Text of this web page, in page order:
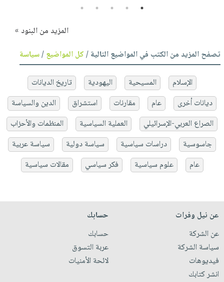
1
2
3
4
5
المزيد من البنود »
تصفح المزيد من الكتب في المواضيع التالية /كل المواضيع/سياسة
الإسلام المسيحية اليهودية
تاريخ الديانات
ديانات أخرى
عام مقارنات استشراق
الدين والسياسة
الصراع العربي-الإسرائيلي
العملية السياسية
المنظمات والأحزاب
جاسوسية
دراسات سياسية سياسة دولية
سياسة عربية
عام
علوم سياسية فكر سياسي مقالات سياسية
عن نيل وفرات
عن الشركة
سياسة الشركة
فيديوهات
انشر كتابك
حسابك
حسابك
عربة التسوق
لائحة الأمنيات